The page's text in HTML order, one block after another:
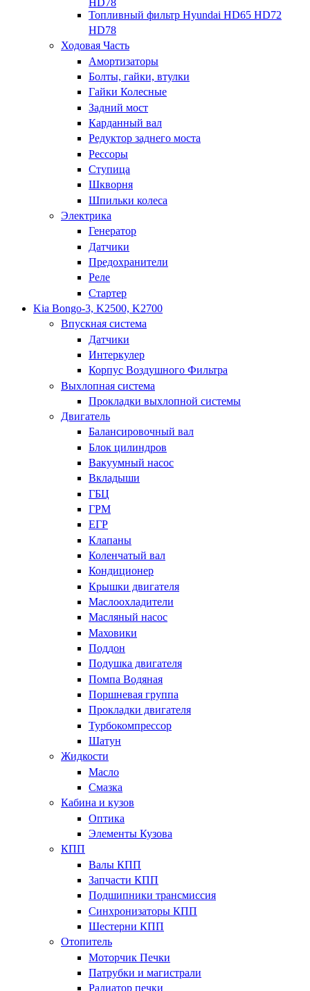
Топливный фильтр Hyundai HD65 HD72
HD78
Ходовая Часть
Амортизаторы
Болты, гайки, втулки
Гайки Колесные
Задний мост
Карданный вал
Редуктор заднего моста
Рессоры
Ступица
Шкворня
Шпильки колеса
Электрика
Генератор
Датчики
Предохранители
Реле
Стартер
Kia Bongo-3, K2500, K2700
Впускная система
Датчики
Интеркулер
Корпус Воздушного Фильтра
Выхлопная система
Прокладки выхлопной системы
Двигатель
Балансировочный вал
Блок цилиндров
Вакуумный насос
Вкладыши
ГБЦ
ГРМ
ЕГР
Клапаны
Коленчатый вал
Кондиционер
Крышки двигателя
Маслоохладители
Масляный насос
Маховики
Поддон
Подушка двигателя
Помпа Водяная
Поршневая группа
Прокладки двигателя
Турбокомпрессор
Шатун
Жидкости
Масло
Смазка
Кабина и кузов
Оптика
Элементы Кузова
КПП
Валы КПП
Запчасти КПП
Подшипники трансмиссия
Синхронизаторы КПП
Шестерни КПП
Отопитель
Моторчик Печки
Патрубки и магистрали
Радиатор печки